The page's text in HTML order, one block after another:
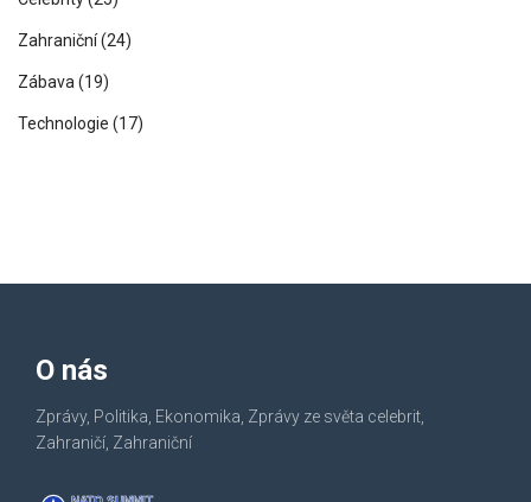
Zahraniční(24)
Zábava (19)
Technologie (17)
O nás
Zprávy, Politika, Ekonomika, Zprávy ze světa celebrit,
Zahraničí, Zahraniční